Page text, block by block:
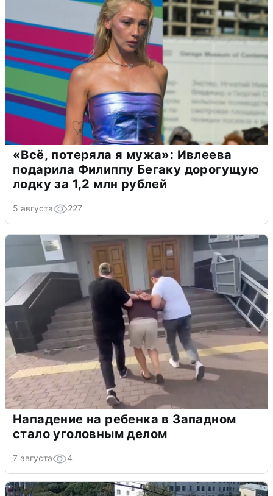
«Всё, потеряла я мужа»: Ивлеева
подарила Филиппу Бегаку дорогущую
лодку за 1,2 млн рублей
5 августа 227
Нападение на ребенка в Западном
стало уголовным делом
7 августа 4